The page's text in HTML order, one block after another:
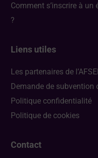
Comment s’inscrire à un
?
Liens utiles
Les partenaires de
Demande de subvention
Politique confidentialité
Politique de cookies
Contact